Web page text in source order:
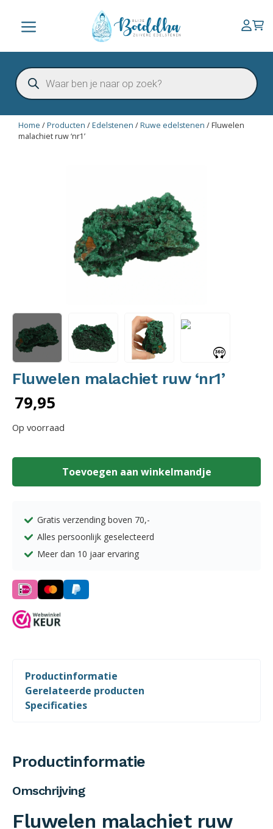
inhoud
Menu
Producten
zoeken
Home /Producten /Edelstenen /Ruwe edelstenen / Fluwelen
malachiet ruw ‘nr1’
Fluwelen malachiet ruw ‘nr1’
79,95
Op voorraad
Fluwelen
ruw
Toevoegen aan winkelmandje
Gratis verzending boven 70,-
Alles persoonlijk geselecteerd
Meer dan 10 jaar ervaring
Productinformatie
Gerelateerde producten
Specificaties
Productinformatie
Omschrijving
Fluwelen malachiet ruw